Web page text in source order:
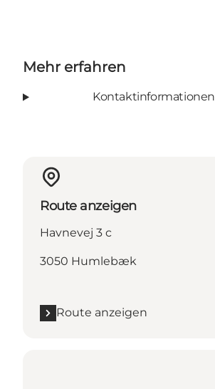
Mehr erfahren
Kontaktinformationen
Route anzeigen
Havnevej 3 c
3050 Humlebæk
Route anzeigen